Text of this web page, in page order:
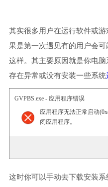
其实很多用户在运行软件或
果是第一次遇见有的用户会
这样。其主要原因就是你电
存在异常或没有安装一些系统
GVPBS.exe - 应用程序错误
应用程序无法正常启动
闭应用程序。
这时你可以手动去下载安装